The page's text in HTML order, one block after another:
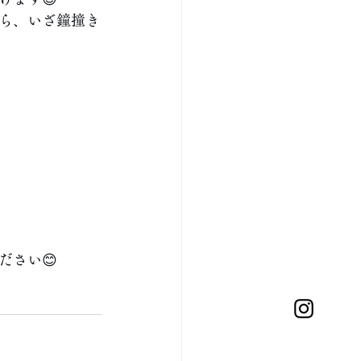
、いざ鐘撞き
さい😊